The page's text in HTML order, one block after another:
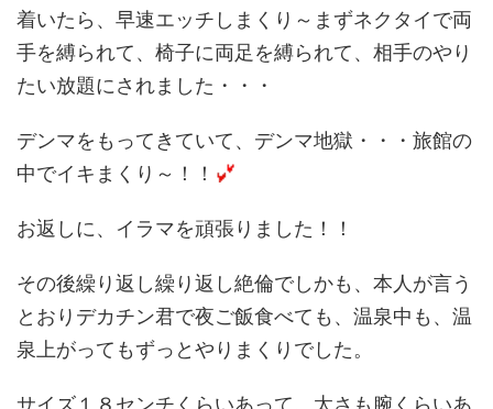
着いたら、早速エッチしまくり～まずネクタイで両
手を縛られて、椅子に両足を縛られて、相手のやり
たい放題にされました・・・
デンマをもってきていて、デンマ地獄・・・旅館の
中でイキまくり～！！
お返しに、イラマを頑張りました！！
その後繰り返し繰り返し絶倫でしかも、本人が言う
とおりデカチン君で夜ご飯食べても、温泉中も、温
泉上がってもずっとやりまくりでした。
サイズ１８センチくらいあって、太さも腕くらいあ